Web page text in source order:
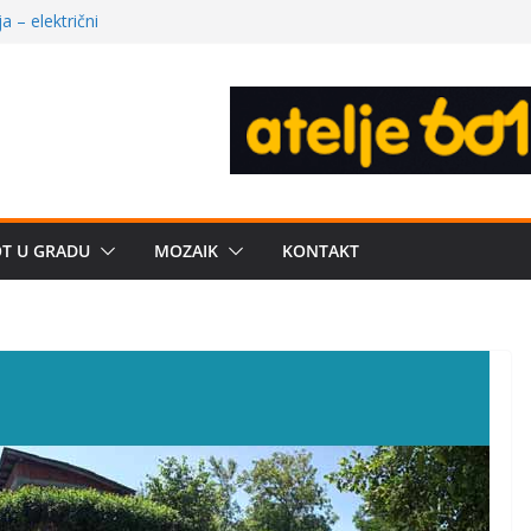
privatne
– električni
mira dočekao
može li
dobija, Brus se
U GRADU MOZAIK KONTAKT